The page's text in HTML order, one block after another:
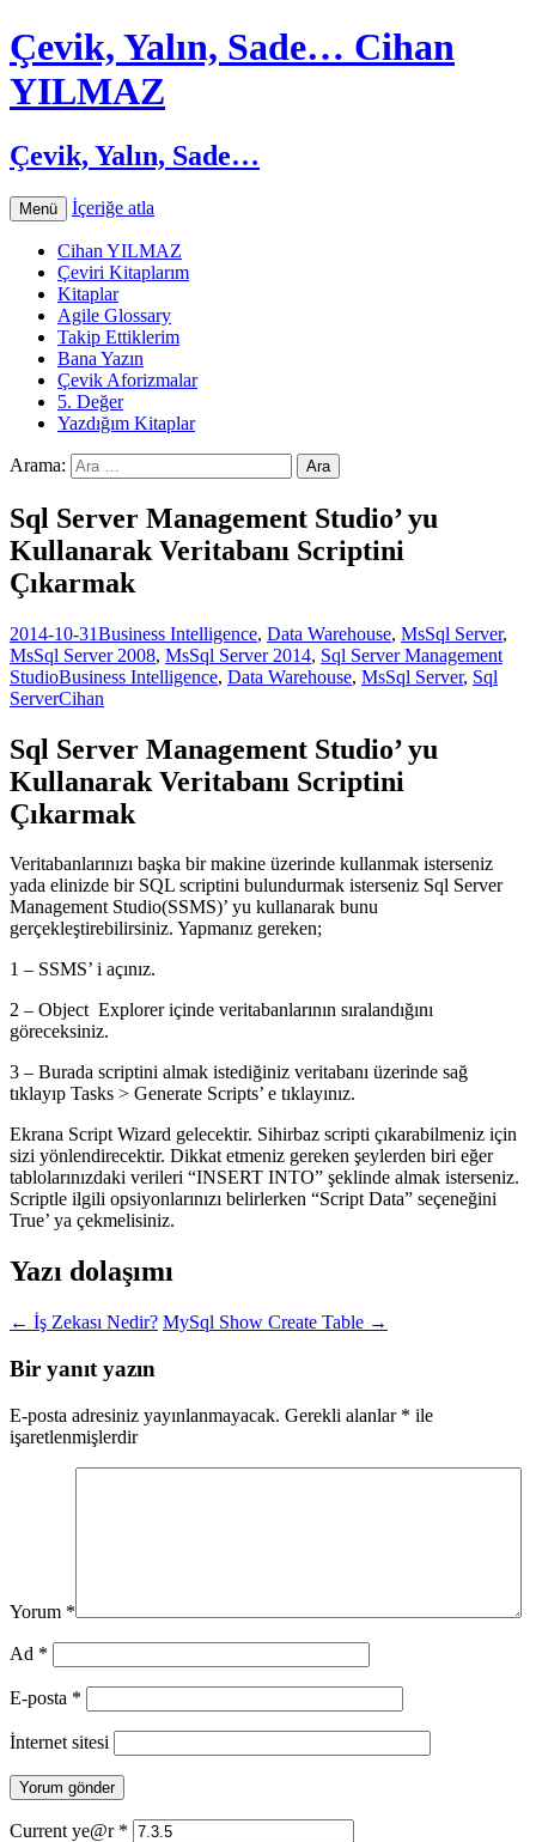
Çevik, Yalın, Sade… Cihan
YILMAZ
Çevik, Yalın, Sade…
Menü İçeriğe atla
Cihan YILMAZ
Çeviri Kitaplarım
Kitaplar
Agile Glossary
Takip Ettiklerim
Bana Yazın
Çevik Aforizmalar
5. Değer
Yazdığım Kitaplar
Arama:
Sql Server Management Studio’ yu
Kullanarak Veritabanı Scriptini
Çıkarmak
2014-10-31Business Intelligence, Data Warehouse, MsSql Server,
MsSql Server 2008, MsSql Server 2014, Sql Server Management
StudioBusiness Intelligence, Data Warehouse, MsSql Server, Sql
ServerCihan
Sql Server Management Studio’ yu
Kullanarak Veritabanı Scriptini
Çıkarmak
Veritabanlarınızı başka bir makine üzerinde kullanmak isterseniz
yada elinizde bir SQL scriptini bulundurmak isterseniz Sql Server
Management Studio(SSMS)’ yu kullanarak bunu
gerçekleştirebilirsiniz. Yapmanız gereken;
1 – SSMS’ i açınız.
2 – Object Explorer içinde veritabanlarının sıralandığını
göreceksiniz.
3 – Burada scriptini almak istediğiniz veritabanı üzerinde sağ
tıklayıp Tasks > Generate Scripts’ e tıklayınız.
Ekrana Script Wizard gelecektir. Sihirbaz scripti çıkarabilmeniz için
sizi yönlendirecektir. Dikkat etmeniz gereken şeylerden biri eğer
tablolarınızdaki verileri “INSERT INTO” şeklinde almak isterseniz.
Scriptle ilgili opsiyonlarınızı belirlerken “Script Data” seçeneğini
True’ ya çekmelisiniz.
Yazı dolaşımı
← İş Zekası Nedir? MySql Show Create Table →
Bir yanıt yazın
E-posta adresiniz yayınlanmayacak. Gerekli alanlar * ile
işaretlenmişlerdir
Yorum *
Ad *
E-posta *
İnternet sitesi
Current ye@r *